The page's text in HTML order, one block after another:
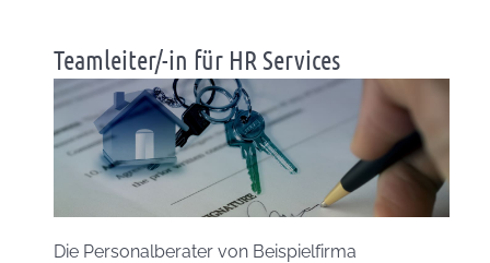
CW-HIRE DEMO
Now fully Joomla 6 compatible!
Teamleiter/-in für HR Services
Die Personalberater von Beispielfirma